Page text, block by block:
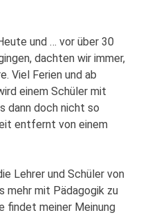
und … vor über 30
dachten wir immer,
Viel Ferien und ab
einem Schüler mit
dann doch nicht so
entfernt von einem
Lehrer und Schüler von
mehr mit Pädagogik zu
findet meiner Meinung